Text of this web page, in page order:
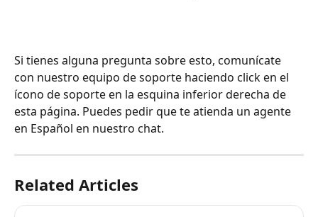
Si tienes alguna pregunta sobre esto, comunícate
con nuestro equipo de soporte haciendo click en el
ícono de soporte en la esquina inferior derecha de
esta página. Puedes pedir que te atienda un agente
en Español en nuestro chat.
Related Articles